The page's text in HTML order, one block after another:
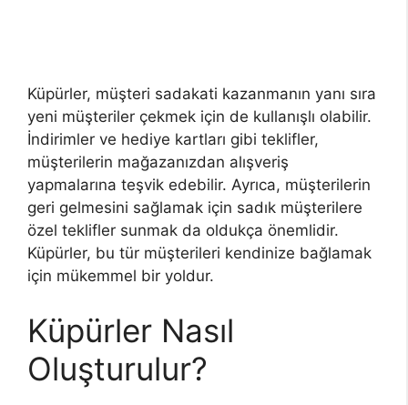
Küpürler, müşteri sadakati kazanmanın yanı sıra
yeni müşteriler çekmek için de kullanışlı olabilir.
İndirimler ve hediye kartları gibi teklifler,
müşterilerin mağazanızdan alışveriş
yapmalarına teşvik edebilir. Ayrıca, müşterilerin
geri gelmesini sağlamak için sadık müşterilere
özel teklifler sunmak da oldukça önemlidir.
Küpürler, bu tür müşterileri kendinize bağlamak
için mükemmel bir yoldur.
Küpürler Nasıl
Oluşturulur?